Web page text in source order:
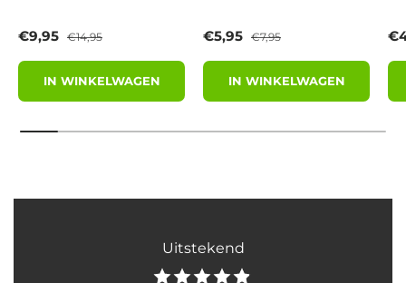
Verkoopprijs
€9,95 Reguliere prijs
€14,95
IN WINKELWAGEN
Verkoopprijs
€5,95 Reguliere prijs
€7,95
IN WINKELWAGEN
Uitstekend